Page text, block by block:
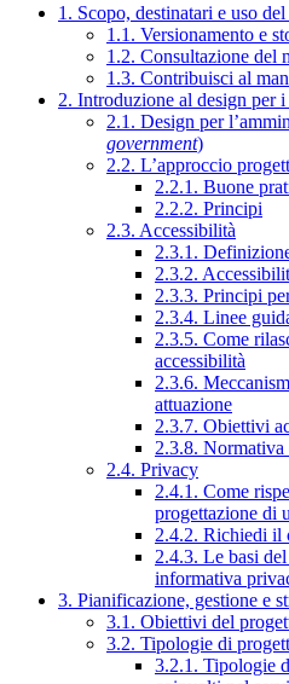
1. Scopo, destinatari e uso
1.1. Versionamento e
1.2. Consultazione del
1.3. Contribuisci al
2. Introduzione al design per
2.1. Design per
government)
2.2. L’approccio
2.2.1. Buone
2.2.2. Principi
2.3. Accessibilità
2.3.1.
2.3.2.
2.3.3. Principi
2.3.4. Linee
2.3.5. Come
accessibilità
2.3.6.
attuazione
2.3.7. Obiettivi
2.3.8.
2.4. Privacy
2.4.1. Come
progettazione di
2.4.2. Richiedi il
2.4.3. Le basi
informativa
3. Pianificazione, gestione e
3.1. Obiettivi del
3.2. Tipologie di
3.2.1. Tipologie